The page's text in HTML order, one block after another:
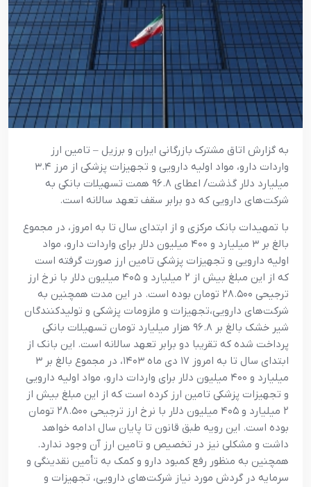
به گزارش اتاق مشترک بازرگانی ایران و برزیل – تامین ارز
واردات دارو، مواد اولیه دارویی و تجهیزات پزشکی از مرز ۳.۴
میلیارد دلار گذشت/ اعطای ۹۶.۸ همت تسهیلات بانکی به
شرکت‌های دارویی که دو برابر سقف تعهد سالانه است.
با تمهیدات بانک مرکزی و از ابتدای سال تا به امروز، در مجموع
بالغ بر ۳ میلیارد و ۴۰۰ میلیون دلار برای واردات دارو، مواد
اولیه دارویی و تجهیزات پزشکی تامین ارز صورت گرفته است
که از این مبلغ بیش از ۲ میلیارد و ۴۰۵ میلیون دلار با نرخ ارز
ترجیحی ۲۸.۵۰۰ تومان بوده است. در این مدت همچنین به
شرکت‌های دارويی،تجهيزات و ملزومات پزشکي و توليدکنند‌گان
شير خشک بالغ بر ۹۶.۸ هزار میلیارد تومان تسهیلات بانکی
پرداخت شده که تقریبا دو برابر تعهد سالانه است. این بانک از
ابتدای سال تا به امروز ۱۷ دی ماه ۱۴۰۳، در مجموع بالغ بر ۳
میلیارد و ۴۰۰ میلیون دلار برای واردات دارو، مواد اولیه دارویی
و تجهیزات پزشکی تامین ارز کرده است که از این مبلغ بیش از
۲ میلیارد و ۴۰۵ میلیون دلار با نرخ ارز ترجیحی ۲۸.۵۰۰ تومان
بوده است. این رویه طبق قانون تا پایان سال ادامه خواهد
داشت و مشکلی نیز در تخصیص و تامین ارز آن وجود ندارد.
همچنین به منظور رفع کمبود دارو و کمک به تأمين نقدينگي و
سرمايه در گردش مورد نياز شرکت‌های دارويی، تجهيزات و